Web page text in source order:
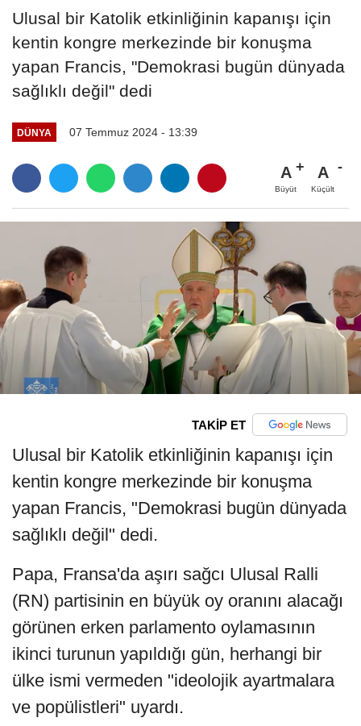
Ulusal bir Katolik etkinliğinin kapanışı için
kentin kongre merkezinde bir konuşma
yapan Francis, "Demokrasi bugün dünyada
sağlıklı değil" dedi
DÜNYA 07 Temmuz 2024 - 13:39
A
Büyüt
A
Küçült
TAKİP ET
Ulusal bir Katolik etkinliğinin kapanışı için
kentin kongre merkezinde bir konuşma
yapan Francis, "Demokrasi bugün dünyada
sağlıklı değil" dedi.
Papa, Fransa'da aşırı sağcı Ulusal Ralli
(RN) partisinin en büyük oy oranını alacağı
görünen erken parlamento oylamasının
ikinci turunun yapıldığı gün, herhangi bir
ülke ismi vermeden "ideolojik ayartmalara
ve popülistleri" uyardı.